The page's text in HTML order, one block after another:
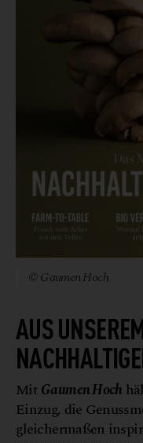
© Gaumen Hoch
AUS
MitGaumen Hoch
Einzug, die
gleichermaßen